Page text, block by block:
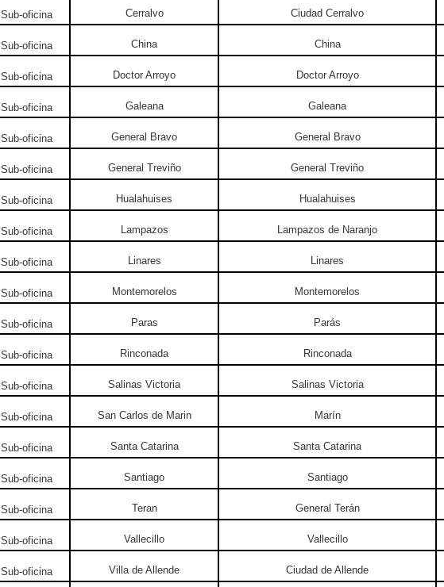
Sub-oficina Cerralvo Ciudad Cerralvo
Sub-oficina China China
Sub-oficina Doctor Arroyo Doctor Arroyo
Sub-oficina Galeana Galeana
Sub-oficina General Bravo General Bravo
Sub-oficina General Treviño General Treviño
Sub-oficina Hualahuises Hualahuises
Sub-oficina Lampazos Lampazos de Naranjo
Sub-oficina Linares Linares
Sub-oficina Montemorelos Montemorelos
Sub-oficina Paras Parás
Sub-oficina Rinconada Rinconada
Sub-oficina Salinas Victoria Salinas Victoria
Sub-oficina San Carlos de Marin Marín
Sub-oficina Santa Catarina Santa Catarina
Sub-oficina Santiago Santiago
Sub-oficina Teran General Terán
Sub-oficina Vallecillo Vallecillo
Sub-oficina Villa de Allende Ciudad de Allende